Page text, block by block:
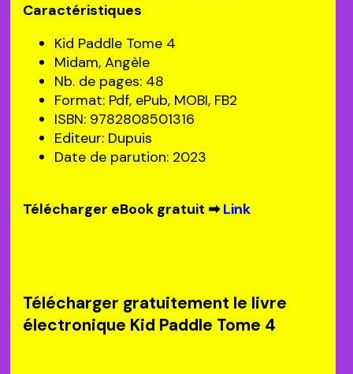
Caractéristiques
Kid Paddle Tome 4
Midam, Angèle
Nb. de pages: 48
Format: Pdf, ePub, MOBI, FB2
ISBN: 9782808501316
Editeur: Dupuis
Date de parution: 2023
Télécharger eBook gratuit ➡Link
Télécharger gratuitement le livre
électronique Kid Paddle Tome 4